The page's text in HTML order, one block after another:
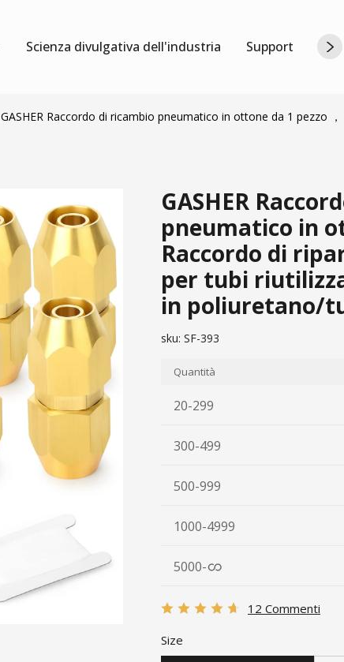
Scienza divulgativa dell'industria Supporto
GASHER Raccordo di ricambio pneumatico in ottone da 1 pezzo
GASHER
pneumatico in
Raccordo di
per tubi
in poliuretano/
sku: SF-393
Quantità
20-299
300-499
500-999
1000-4999
5000-
12 Commenti
Size